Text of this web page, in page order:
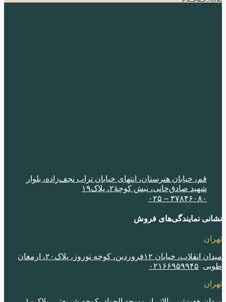
قم، خیابان هنرستان، انتهای خیابان تراب نجف‌زاده، بلوار
شهید صادق‌خانی، نبش کوچۀ٢، پلاک١٩
٣٧٨۴۶٠٨٠ – ٠٢۵
نمایندگی‌های فروش
میدان انقلاب، خیابان ١٢فروردین، کوچه نوروز، پلاک٢٠، ارمغان
٠٢١۶۶٩۵٩٩۴۵